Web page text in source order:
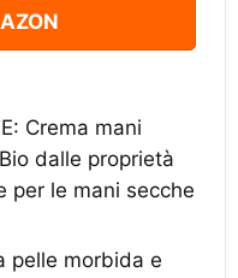
Crema mani
dalle proprietà
per le mani secche
pelle morbida e